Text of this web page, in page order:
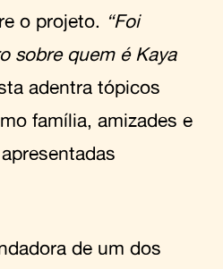
o projeto. “Foi
sobre quem é Kaya
adentra tópicos
família, amizades e
de um dos